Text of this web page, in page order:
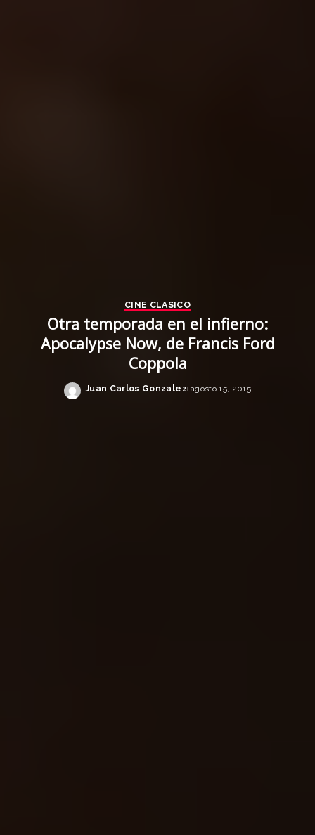
CINE CLASICO
Otra temporada en el infierno:
Apocalypse Now, de Francis Ford
Coppola
Posted
Juan Carlos Gonzalez agosto 15, 2015